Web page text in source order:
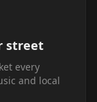
street
every
and local